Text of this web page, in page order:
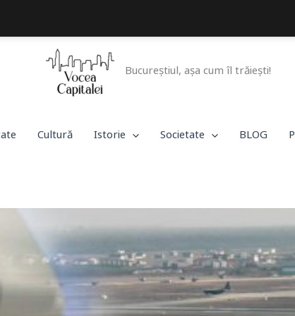
Bucureștiul, așa cum îl trăiești!
Cultură Istorie Societate BLOG